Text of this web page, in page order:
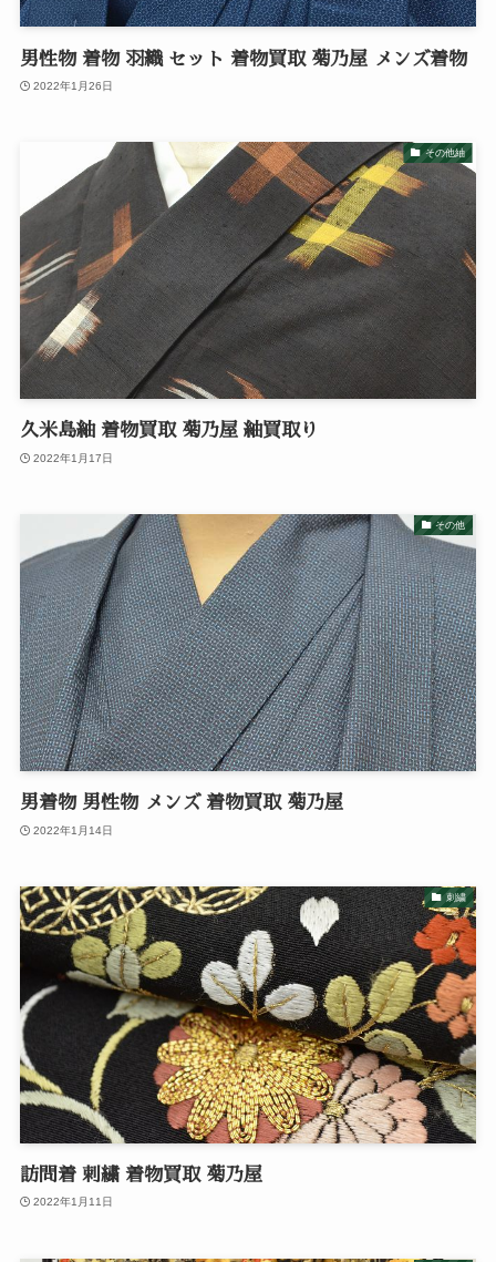
男性物 着物 羽織 セット 着物買取 菊乃屋 メンズ着物
2022年1月26日
その他紬
久米島紬 着物買取 菊乃屋 紬買取り
2022年1月17日
その他
男着物 男性物 メンズ 着物買取 菊乃屋
2022年1月14日
刺繍
訪問着 刺繍 着物買取 菊乃屋
2022年1月11日